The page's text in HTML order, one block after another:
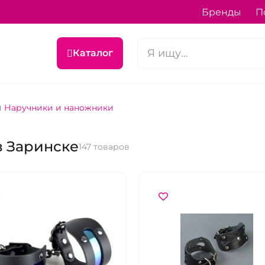
Бренды
Каталог
Наручники и наножники
Заринске147 товаров